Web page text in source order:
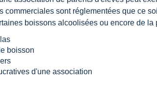
commerciales sont réglementées que ce
boissons alcoolisées ou encore de
boisson
d'une association